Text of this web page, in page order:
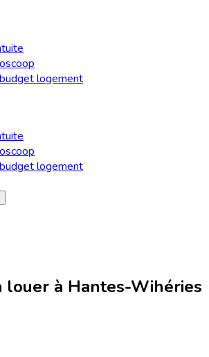
logement
logement
louer à Hantes-Wihéries